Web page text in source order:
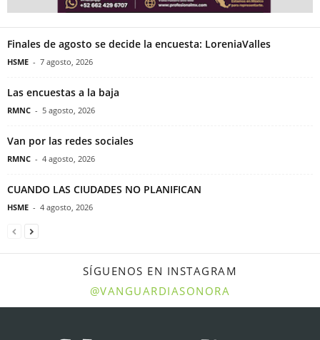
Finales de agosto se decide la encuesta: LoreniaValles
HSME - 7 agosto, 2026
Las encuestas a la baja
RMNC - 5 agosto, 2026
Van por las redes sociales
RMNC - 4 agosto, 2026
CUANDO LAS CIUDADES NO PLANIFICAN
HSME - 4 agosto, 2026
SÍGUENOS EN INSTAGRAM
@VANGUARDIASONORA